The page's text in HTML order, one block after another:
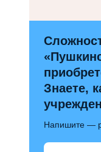
Знаете,
Напишите —